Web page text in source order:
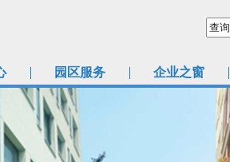
园区服务 企业之窗